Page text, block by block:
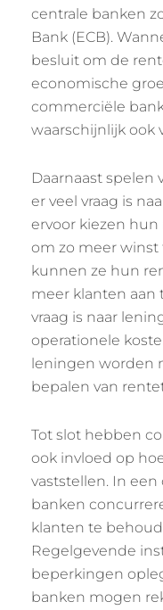
centrale banken
Bank (ECB).
besluit om de
economische
commerciële
waarschijnlijk ook
Daarnaast spelen
er veel vraag is
ervoor kiezen
om zo meer winst
kunnen ze hun
meer klanten aan
vraag is naar
operationele
leningen worden
bepalen van
Tot slot hebben
ook invloed op
vaststellen. In
banken
klanten te
Regelgevende
beperkingen
banken mogen